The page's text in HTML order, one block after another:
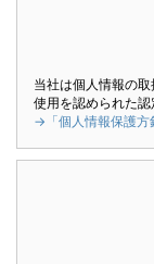
当社は個人情報の
使用を認められた認
→「個人情報保護方